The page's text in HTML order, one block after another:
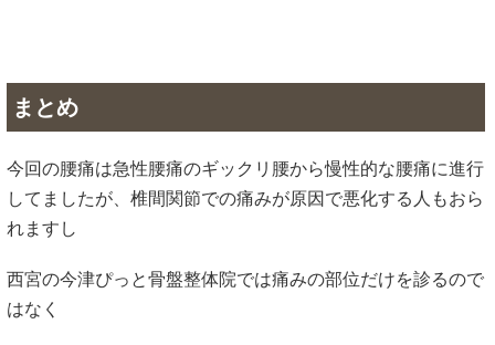
まとめ
今回の腰痛は急性腰痛のギックリ腰から慢性的な腰痛に進行
してましたが、椎間関節での痛みが原因で悪化する人もおら
れますし
西宮の今津ぴっと骨盤整体院では痛みの部位だけを診るので
はなく